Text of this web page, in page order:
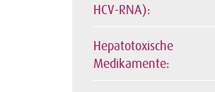
HCV-RNA):
Hepatotoxische
Medikamente: